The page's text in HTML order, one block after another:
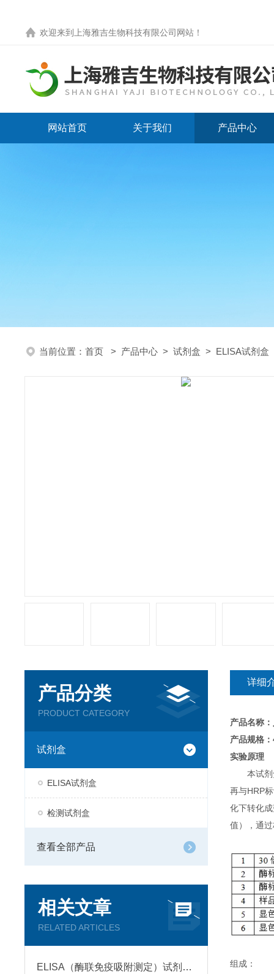
欢迎来到 上海雅吉生物科技有限公司网站 ！
网站首页 关于我们 产品中心
当前位置： 首页 > 产品中心 > 试剂盒 > ELISA试剂盒
产品分类
PRODUCT CATEGORY
试剂盒
ELISA试剂盒
检测试剂盒
查看全部产品
相关文章
RELATED ARTICLES
ELISA（酶联免疫吸附测定）试剂盒原理类型检测方法
详细
产品名称：
产品规格
实验原理
本试
再与HRP
化下转化
值），通
组成：